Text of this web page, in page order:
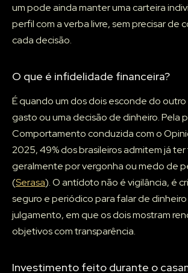
um pode ainda manter uma carteira
perfil com a verba livre, sem precisar de
cada decisão.
O que é infidelidade financeira?
É quando um dos dois esconde do outro
gasto ou uma decisão de dinheiro. Pela
Comportamento conduzida com o
2025, 49% dos brasileiros admitem já
geralmente por vergonha ou medo de
(Serasa). O antídoto não é vigilância, é
seguro e periódico para falar de dinheiro
julgamento, em que os dois mostram
objetivos com transparência.
Investimento feito durante o